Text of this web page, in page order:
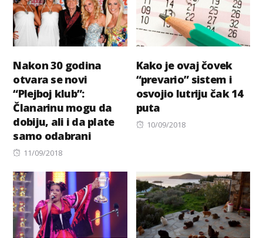
Nakon 30 godina
otvara se novi
“Plejboj klub”:
Članarinu mogu da
dobiju, ali i da plate
samo odabrani
Posted
11/09/2018
Kako je ovaj čovek
“prevario” sistem i
osvojio lutriju čak 14
puta
Posted
10/09/2018